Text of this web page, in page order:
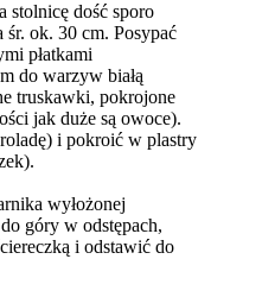
stolnicę dość sporo
śr. ok. 30 cm. Posypać
płatkami
do warzyw białą
truskawki, pokrojone
jak duże są owoce).
i pokroić w plastry
wyłożonej
góry w odstępach,
i odstawić do